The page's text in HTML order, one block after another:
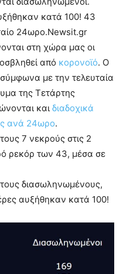
κατά 100! 43
24ωρο.Newsit.gr
στη χώρα μας οι
από κορονοϊό. Ο
με την τελευταία
της Τετάρτης
και διαδοχικά
ανά 24ωρο.
7 νεκρούς στις 2
ρεκόρ των 43, μέσα σε
διασωληνωμένους,
αυξήθηκαν κατά 100!